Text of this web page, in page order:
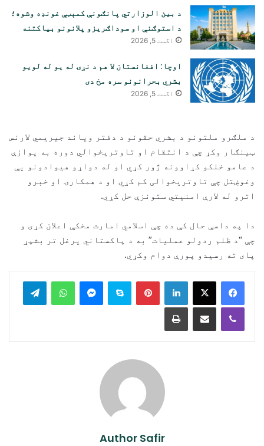
د بین الوزارتي پانګونې کمېټې غونډه وشوه؛
د استوګنې او سوداګریزو پلانونو بیاکتنه
اگست 5, 2026
اوچا: افغانستان لا هم د نړۍ له یو له لویو
بشري بحرانونو سره مخ دی
اگست 5, 2026
د ملګرو ملتونو د بشري حقونو د دفتر ویاند جیریمي لارنس
ټینګار وکړ چې د انتقام او تاوتریخوالي دوره به یوازې
د عامو خلکو کړاوونه ژور کړي او له دواړو هیوادونو یې
وغوښتل چې تاوتریخوالی کم کړي او د همکارۍ او خبرو
اترو له لارې امنیتي ستونزې حل کړي.
دا په داسې حال کې ده چې اسلامي امارت مخکې اعلان کړی و
چې “د ظلم ردولو عملیات” به د پاکستاني یرغل تر بشپړ
پای ته رسیدو پورې دوام وکړي.
LinkedIn
Pinterest
Skype
Messenger
WhatsApp
Viber
Share via Email
Print
Author Safir